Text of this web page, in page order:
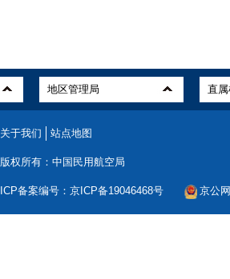
关于我们 站点地图
版权所有：中国民用航空局
ICP备案编号：京ICP备19046468号 京公